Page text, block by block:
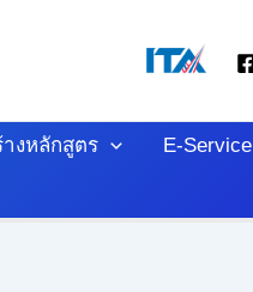
างหลักสูตร E-Service